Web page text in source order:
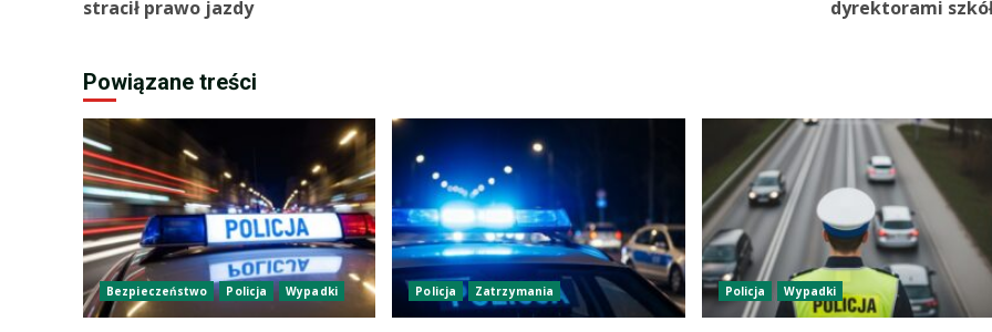
stracił prawo jazdy dyrektorami
Powiązane treści
Bezpieczeństwo Policja Wypadki Policja Zatrzymania Policja Wypadki